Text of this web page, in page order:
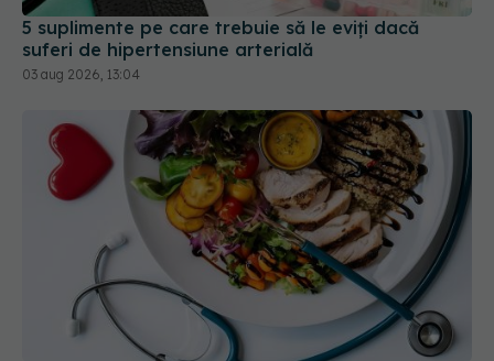
5 suplimente pe care trebuie să le eviți dacă
suferi de hipertensiune arterială
03 aug 2026, 13:04